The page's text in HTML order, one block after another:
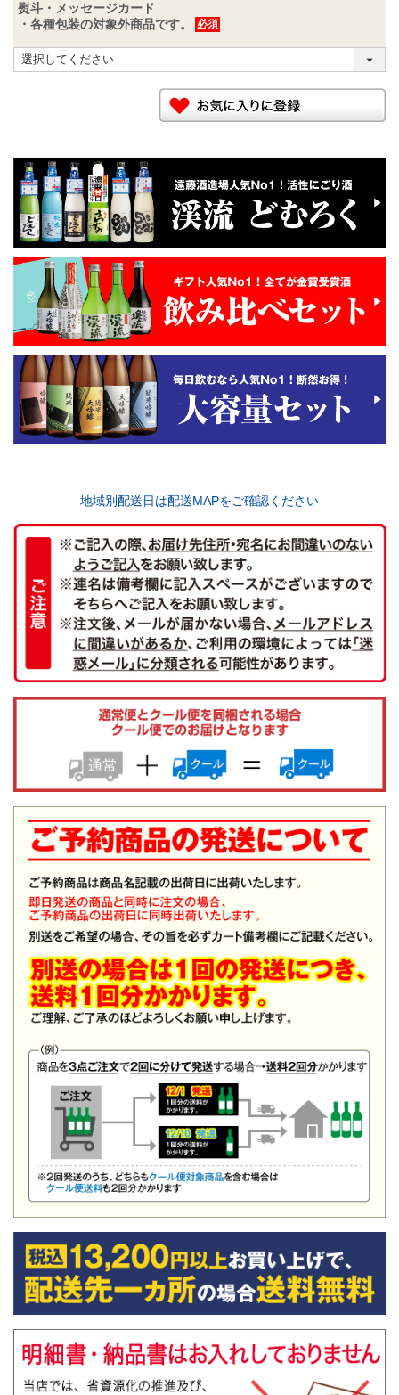
熨斗・メッセージカード
・各種包装の対象外商品です。
地域別配送日は配送MAPをご確認ください